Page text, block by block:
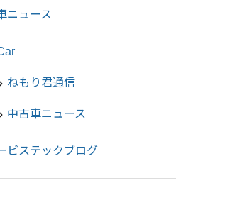
ニュース
chevron_right ねもり君通信
chevron_right 中古車ニュース
ビステックブログ